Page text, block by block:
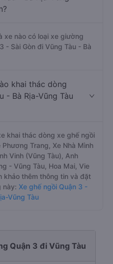
xe nào có loại xe giường
- Sài Gòn đi Vũng Tàu - Bà
khai thác dòng
- Bà Rịa-Vũng Tàu
khai thác dòng xe ghế ngồi
Trang, Xe Nhà Mình
Vinh (Vũng Tàu), Anh
- Vũng Tàu, Hoa Mai, Vie
khảo thêm thông tin và đặt
này: Xe ghế ngồi Quận 3 -
Vũng Tàu
Quận 3 đi Vũng Tàu